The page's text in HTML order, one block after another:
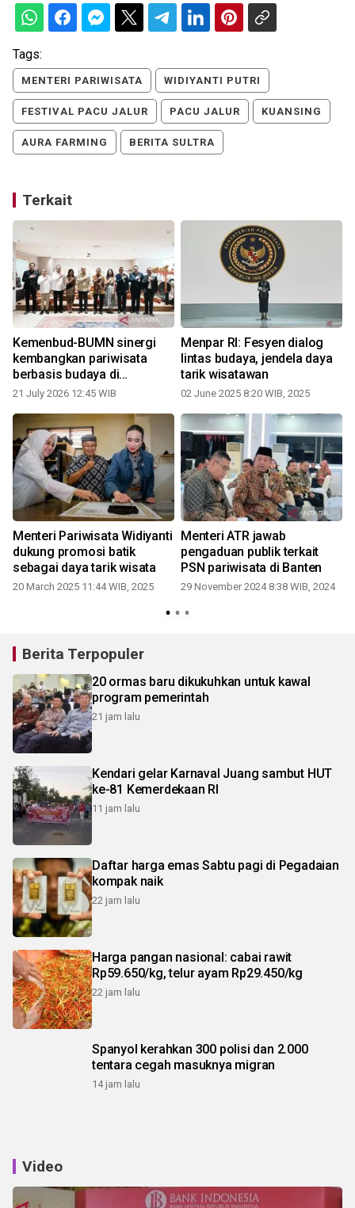
Tags:
MENTERI PARIWISATA WIDIYANTI PUTRI
FESTIVAL PACU JALUR PACU JALUR KUANSING
AURA FARMING BERITA SULTRA
Terkait
Kemenbud-BUMN sinergi
kembangkan pariwisata
berbasis budaya di
Indonesia
21 July 2026 12:45 WIB
Menpar RI: Fesyen dialog
lintas budaya, jendela daya
tarik wisatawan
02 June 2025 8:20 WIB, 2025
Menteri Pariwisata Widiyanti
dukung promosi batik
sebagai daya tarik wisata
20 March 2025 11:44 WIB, 2025
Menteri ATR jawab
pengaduan publik terkait
PSN pariwisata di Banten
29 November 2024 8:38 WIB, 2024
Berita Terpopuler
20 ormas baru dikukuhkan untuk kawal
program pemerintah
21 jam lalu
Kendari gelar Karnaval Juang sambut HUT
ke-81 Kemerdekaan RI
11 jam lalu
Daftar harga emas Sabtu pagi di Pegadaian
kompak naik
22 jam lalu
Harga pangan nasional: cabai rawit
Rp59.650/kg, telur ayam Rp29.450/kg
22 jam lalu
Spanyol kerahkan 300 polisi dan 2.000
tentara cegah masuknya migran
14 jam lalu
Video